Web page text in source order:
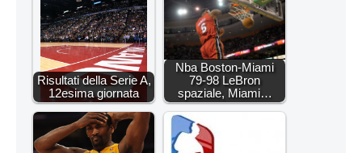
Risultati della Serie A,
12esima giornata
Nba Boston-Miami
79-98 LeBron
spaziale, Miami…